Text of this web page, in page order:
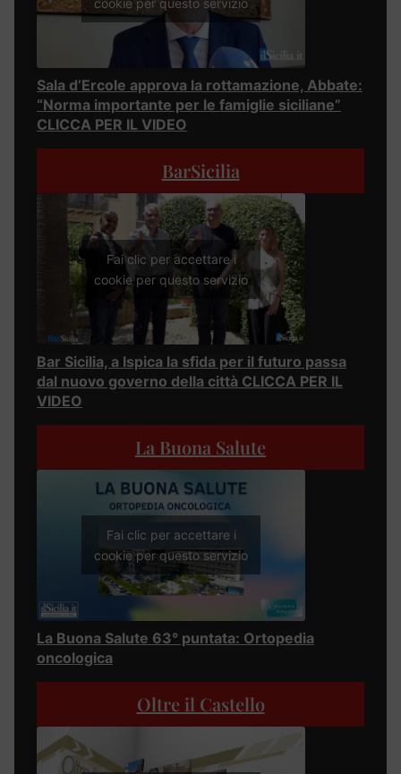
Sala d’Ercole approva la rottamazione, Abbate:
“Norma importante per le famiglie siciliane”
CLICCA PER IL VIDEO
BarSicilia
Fai clic per accettare i
cookie per questo servizio
Bar Sicilia, a Ispica la sfida per il futuro passa
dal nuovo governo della città CLICCA PER IL
VIDEO
La Buona Salute
Fai clic per accettare i
cookie per questo servizio
La Buona Salute 63° puntata: Ortopedia
oncologica
Oltre il Castello